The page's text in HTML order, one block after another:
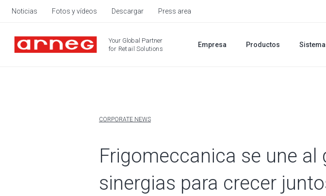
Noticias Fotos y vídeos Descargar Press area
Your Global Partner
for Retail Solutions
Empresa Productos
CORPORATE NEWS
Frigomeccanica se une al
sinergias para crecer